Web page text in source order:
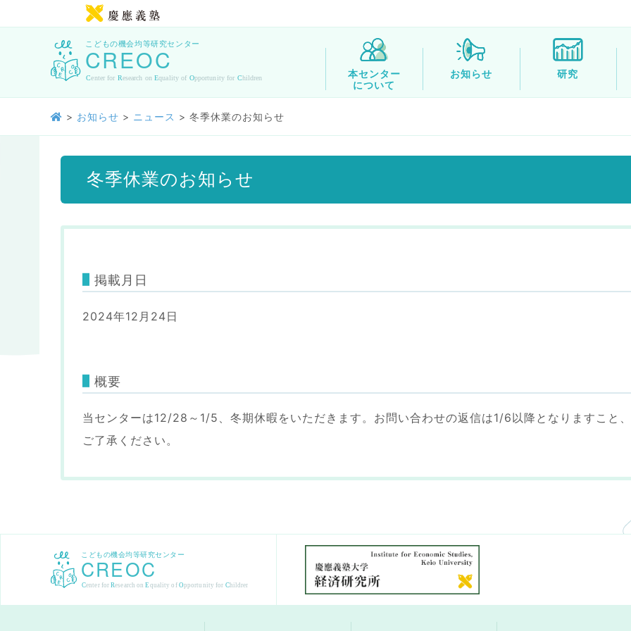
本センター
について
お知らせ 研究
> お知らせ > ニュース > 冬季休業のお知らせ
冬季休業のお知らせ
掲載月日
2024年12月24日
概要
当センターは12/28～1/5、冬期休暇をいただきます。お問い合わせの返信は1/6以降となりますこと、
ご了承ください。